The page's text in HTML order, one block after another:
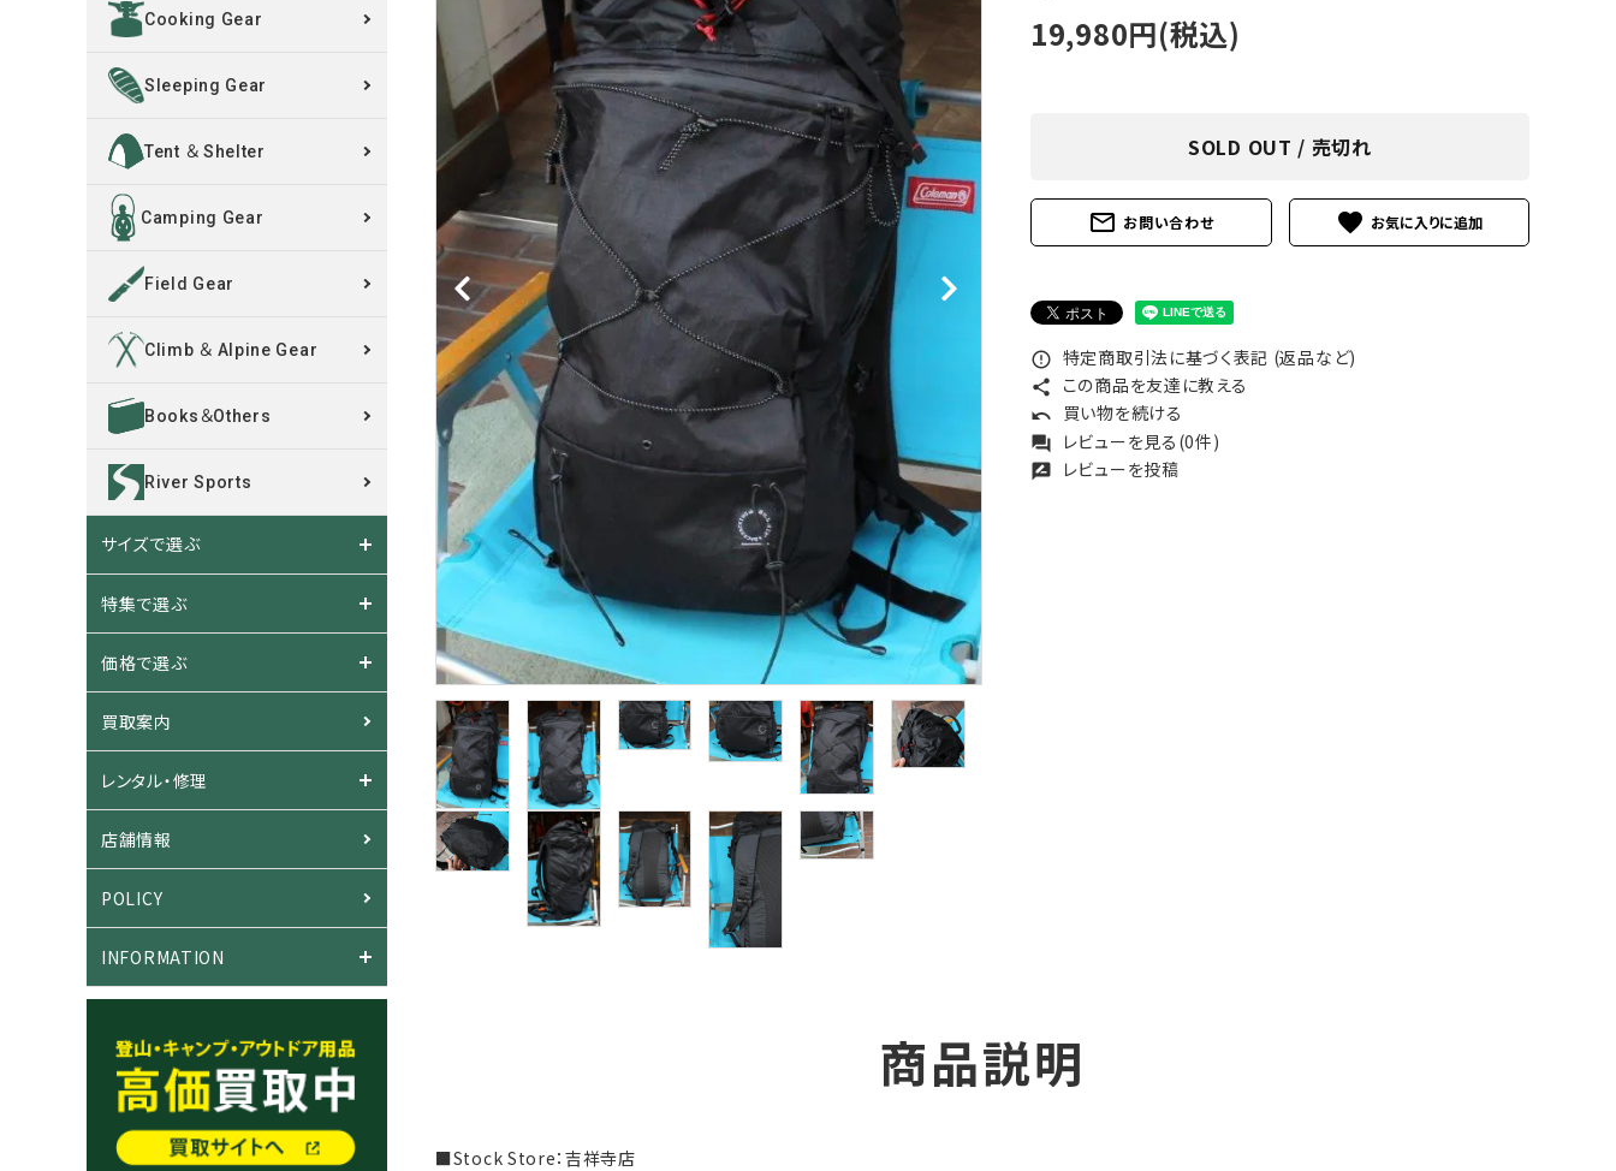
Field Gear
Climb ＆ Alpine
Gear
Books＆Others
River Sports
沢登りに向けたウェア・ギ
ア！
トレイルラン向けウェア・ギ
ア！
キャンプに向けたギア！
INFORMATION
ACCOUNT MENU
ようこそ ゲスト 様
ログイン
19,980円(税込)
SOLD OUT / 売切れ
mail_outline お問い合わせ favorite
error_outline 特定商取引法に基づく表記 (返品など)
share この商品を友達に教える
undo 買い物を続ける
forum レビューを見る(0件)
rate_review レビューを投稿
商品説明
■Stock Store：吉祥寺店
Cooking Gear
Sleeping Gear
Tent ＆ Shelter
Camping Gear
Field Gear
Climb ＆ Alpine Gear
Books＆Others
River Sports
サイズで選ぶ
特集で選ぶ
価格で選ぶ
買取案内
レンタル・修理
店舗情報
POLICY
INFORMATION